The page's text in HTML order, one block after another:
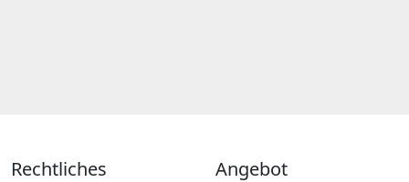
Rechtliches Angebot